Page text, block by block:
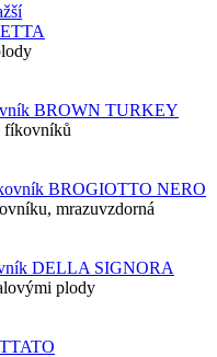
fíkovníků
mrazuvzdorná
plody